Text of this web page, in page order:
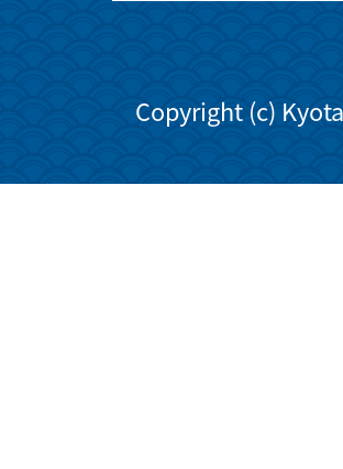
Copyright (c)